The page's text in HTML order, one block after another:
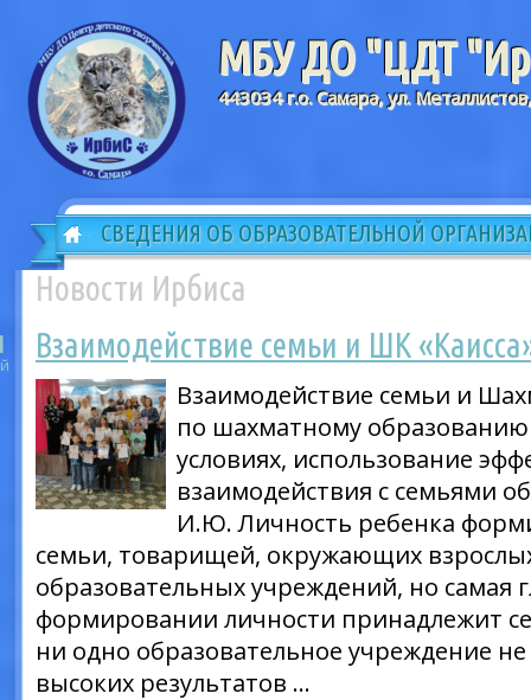
МБУ ДО "ЦДТ
443034 г.о. Самара, ул.
СВЕДЕНИЯ ОБ ОБРАЗОВАТЕЛЬНОЙ
Новости Ирбиса
Взаимодействие семьи и ШК
Взаимодействие семьи и
по шахматному
условиях, использование
взаимодействия с семьями
И.Ю. Личность ребенка
семьи, товарищей, окружающих
образовательных учреждений, но самая
формировании личности принадлежит
ни одно образовательное учреждение
высоких результатов …